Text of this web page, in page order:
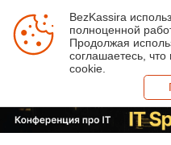
BezKassira
полноценной
Продолжая
соглашаетесь,
cookie.